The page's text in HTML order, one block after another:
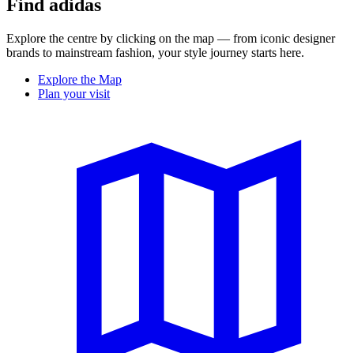
Find adidas
Explore the centre by clicking on the map — from iconic designer
brands to mainstream fashion, your style journey starts here.
Explore the Map
Plan your visit